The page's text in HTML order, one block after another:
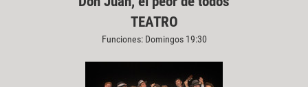
TEATRO
Funciones: Domingos 19:30